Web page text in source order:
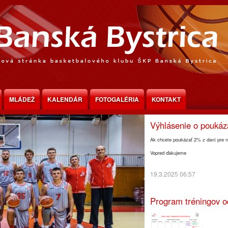
MLÁDEŽ KALENDÁR FOTOGALÉRIA KONTAKT
Program tréningov
30.3.2025 18:30
Výhlásenie o
Ak chcete poukázať 2% z daní pre
Vopred ďakujeme
19.3.2025 06:57
Program tréningov